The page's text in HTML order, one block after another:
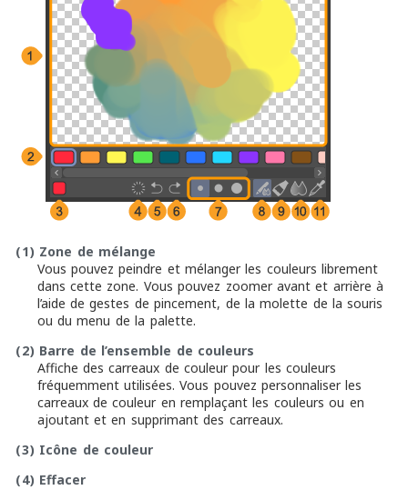
(1) Zone de mélange
Vous pouvez peindre et mélanger les couleurs librement
dans cette zone. Vous pouvez zoomer avant et arrière à
l’aide de gestes de pincement, de la molette de la souris
ou du menu de la palette.
(2) Barre de l’ensemble de couleurs
Affiche des carreaux de couleur pour les couleurs
fréquemment utilisées. Vous pouvez personnaliser les
carreaux de couleur en remplaçant les couleurs ou en
ajoutant et en supprimant des carreaux.
(3) Icône de couleur
(4) Effacer